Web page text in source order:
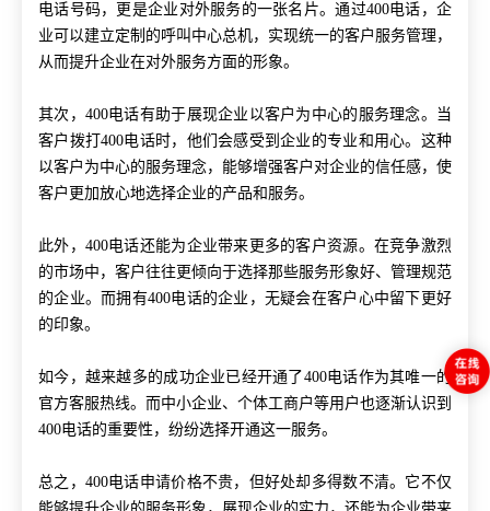
电话号码，更是企业对外服务的一张名片。通过400电话，企
业可以建立定制的呼叫中心总机，实现统一的客户服务管理，
从而提升企业在对外服务方面的形象。
其次， 400电话有助于展现企业以客户为中心的服务理念。当
客户拨打400电话时，他们会感受到企业的专业和用心。这种
以客户为中心的服务理念，能够增强客户对企业的信任感，使
客户更加放心地选择企业的产品和服务。
此外， 400电话还能为企业带来更多的客户资源。在竞争激烈
的市场中，客户往往更倾向于选择那些服务形象好、管理规范
的企业。而拥有400电话的企业，无疑会在客户心中留下更好
的印象。
如今，越来越多的成功企业已经开通了400电话作为其唯一的
官方客服热线。而中小企业、个体工商户等用户也逐渐认识到
400电话的重要性，纷纷选择开通这一服务。
总之， 400电话申请价格不贵，但好处却多得数不清。它不仅